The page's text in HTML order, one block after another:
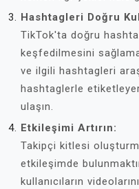
Hashtagleri Doğru
TikTok'ta doğru
keşfedilmesini
ve ilgili hashtagleri
hashtaglerle
ulaşın.
Etkileşimi Artırın:
Takipçi kitlesi
etkileşimde
kullanıcıların